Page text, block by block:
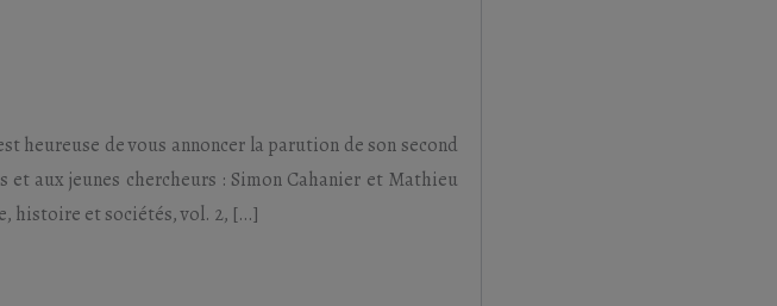
heureuse de vous annoncer la parution de son second
aux jeunes chercheurs : Simon Cahanier et Mathieu
histoire et sociétés, vol. 2, […]